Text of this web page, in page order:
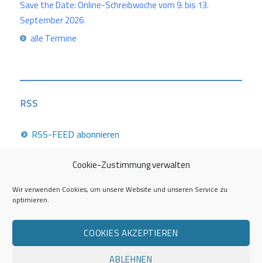
Cookie-Zustimmung verwalten
Wir verwenden Cookies, um unsere Website und unseren Service zu
optimieren.
COOKIES AKZEPTIEREN
ABLEHNEN
Save the Date: Online-Schreibwoche vom 9. bis 13.
September 2026
alle Termine
RSS
RSS-FEED abonnieren
Career Week 2026
Die Career Center im Überblick
Kontakt zur AG Career Service